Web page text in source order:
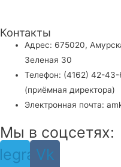
Контакты
Адрес: 675020,
Зеленая 30
Телефон: (4162) 42-
(приёмная директора)
Электронная почта:
Мы в соцсетях:
Vk